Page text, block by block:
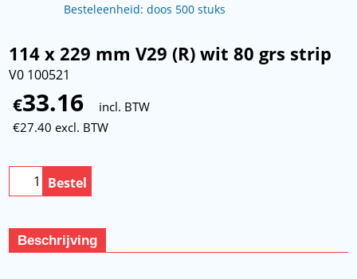
Besteleenheid: doos 500 stuks
114 x 229 mm V29 (R) wit 80 grs strip
V0 100521
€33.16
incl. BTW
€27.40 excl. BTW
Bestel
Beschrijving